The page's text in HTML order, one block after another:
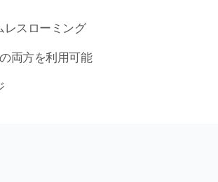
スローミング
両方を利用可能